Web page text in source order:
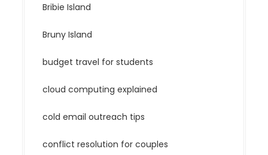
Bribie Island
Bruny Island
budget travel for students
cloud computing explained
cold email outreach tips
conflict resolution for couples